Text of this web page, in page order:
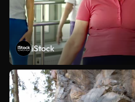
iStock